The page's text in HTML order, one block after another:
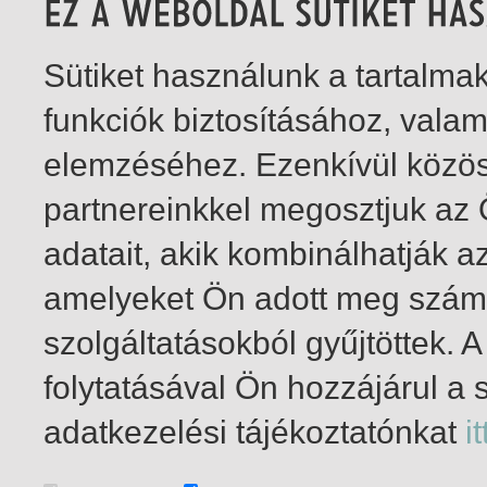
1-2 / total 2 hit
Sütiket használunk a
funkciók biztosításához,
elemzéséhez. Ezenkívül
partnereinkkel megosztjuk
adatait, akik kombinálhatják
amelyeket Ön adott meg
szolgáltatásokból gyűjtöttek.
folytatásával Ön hozzájárul a
adatkezelési tájékoztatónkat